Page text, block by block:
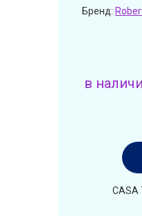
Бренд:
в
CASA